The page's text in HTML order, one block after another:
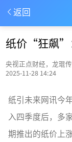
返回
纸价“狂飙”
央视正点财经，龙琨
2025-11-28 14:24
纸引未来网讯今
入四季度后，多
期推出的纸价上